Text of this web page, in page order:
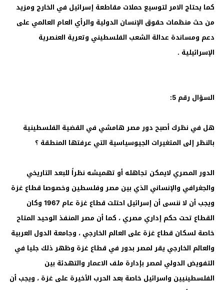
كما يحتاج الامر لتوسيع حملات مقاطعة إسرائيل في الخارج ومزيد
من حث منظمات حقوق الإنسان الدولية والرأي العام العالمي على
دعم ومساندة عدالة الشعب الفلسطيني وتعرية العنصرية
الإسرائيلية .
السؤال رقم 5:
هل في نظرك أصبح دور مصر هامشي في القضية الفلسطينية
بالنظر إلى المتغيرات الجيوسياسية التي عرفتها المنطقة ؟
الدور المصري لايمكن تجاهله أو تهميشه نظراً للبعد التاريخي
والجغرافي والإنساني الذي بين مصر وفلسطين وخصوصا قطاع غزة
ويجب أن لا ننسى أن إسرائيل احتلت قطاع غزة عام 1967 وكان
القطاع تحت حكم إداري مصري ، كما أن مصر المنفذ الوحيد المتاح
خاصة لسكان قطاع غزة على العالم الخارجي ، وجامعة الدول العربية
والعالم الخارجي يقر لمصر بدور في قطاع غزة وظهر ذلك جليا في
التفويض الدولي لمصر بإدارة ملف الاعمار والتهدئة بين
الفلسطينيين واسرائيل خاصة بعد الحرب الأخيرة على غزة ، ويجب أن